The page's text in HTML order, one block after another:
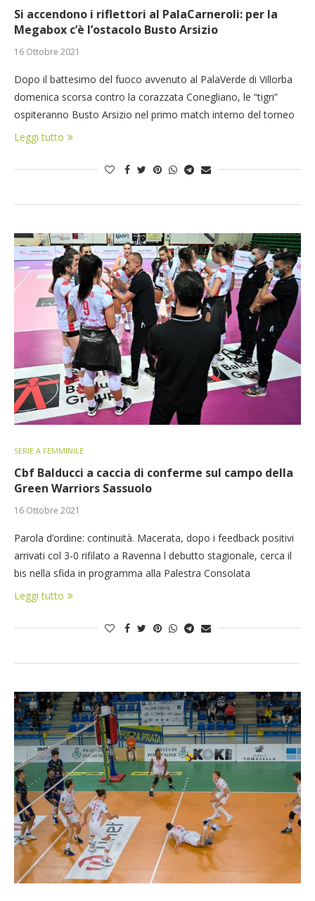
Si accendono i riflettori al PalaCarneroli: per la
Megabox c’è l’ostacolo Busto Arsizio
16 Ottobre 2021
Dopo il battesimo del fuoco avvenuto al PalaVerde di Villorba
domenica scorsa contro la corazzata Conegliano, le “tigri”
ospiteranno Busto Arsizio nel primo match interno del torneo
Leggi tutto
SERIE A FEMMINILE
Cbf Balducci a caccia di conferme sul campo della
Green Warriors Sassuolo
16 Ottobre 2021
Parola d’ordine: continuità. Macerata, dopo i feedback positivi
arrivati col 3-0 rifilato a Ravenna l debutto stagionale, cerca il
bis nella sfida in programma alla Palestra Consolata
Leggi tutto